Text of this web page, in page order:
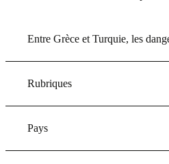
Entre Grèce et Turquie, les
Rubriques
Pays